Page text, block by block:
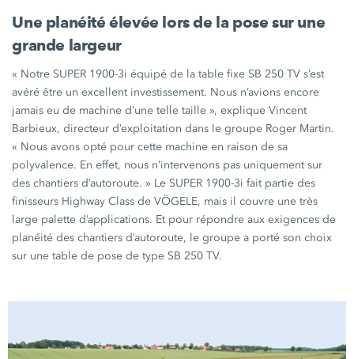
Une planéité élevée lors de la pose sur une
grande largeur
« Notre SUPER 1900-3i équipé de la table fixe SB 250 TV s’est
avéré être un excellent investissement. Nous n’avions encore
jamais eu de machine d’une telle taille », explique Vincent
Barbieux, directeur d’exploitation dans le groupe Roger Martin.
« Nous avons opté pour cette machine en raison de sa
polyvalence. En effet, nous n’intervenons pas uniquement sur
des chantiers d’autoroute. » Le SUPER 1900-3i fait partie des
finisseurs Highway Class de VÖGELE, mais il couvre une très
large palette d’applications. Et pour répondre aux exigences de
planéité des chantiers d’autoroute, le groupe a porté son choix
sur une table de pose de type SB 250 TV.